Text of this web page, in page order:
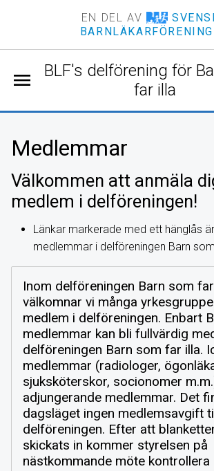
EN DEL AV
BLF's delförening för
far illa
menu
Medlemmar
Välkommen att anmäla
medlem i delföreningen!
Länkar markerade med ett hänglås
medlemmar i delföreningen Barn
Inom delföreningen Barn som
välkomnar vi många
medlem i delföreningen. Enbart
medlemmar kan bli fullvärdig
delföreningen Barn som far illa.
medlemmar (radiologer,
sjuksköterskor, socionomer
adjungerande medlemmar. Det
dagsläget ingen medlemsavgift
delföreningen. Efter att
skickats in kommer styrelsen på
nästkommande möte